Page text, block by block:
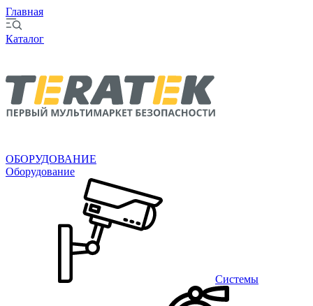
Главная
Каталог
ОБОРУДОВАНИЕ
Оборудование
Системы